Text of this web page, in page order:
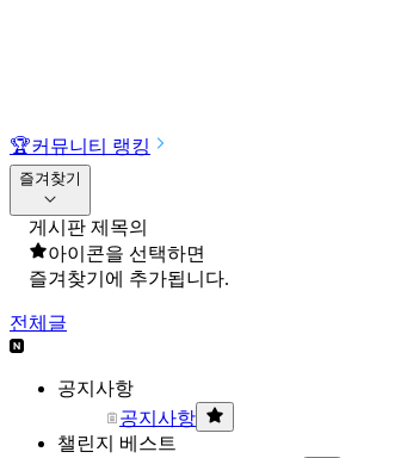
🏆커뮤니티 랭킹
즐겨찾기
게시판 제목의
아이콘을 선택하면
즐겨찾기에 추가됩니다.
전체글
공지사항
공지사항
챌린지 베스트